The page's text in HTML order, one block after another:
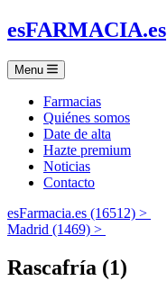
esFARMACIA.es
Menu
Farmacias
Quiénes somos
Date de alta
Hazte premium
Noticias
Contacto
esFarmacia.es (16512) >
Madrid (1469) >
Rascafría (1)